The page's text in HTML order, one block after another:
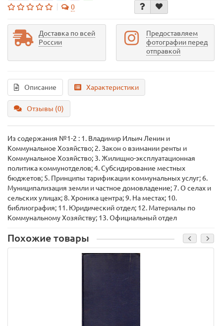
0
Доставка по всей
России
Предоставляем
фотографии перед
отправкой
Описание Характеристики
Отзывы (0)
Из содержания №1-2 : 1. Владимир Ильич Ленин и
Коммунальное Хозяйство; 2. Закон о взимании ренты и
Коммунальное Хозяйство; 3. Жилищно-эксплуатационная
политика коммунотделов; 4. Субсидирование местных
бюджетов; 5. Принципы тарификации коммунальных услуг; 6.
Муниципализация земли и частное домовладение; 7. О селах и
сельских улицах; 8. Хроника центра; 9. На местах; 10.
библиография; 11. Юридический отдел; 12. Материалы по
Коммунальному Хозяйству; 13. Официальный отдел
Похожие товары